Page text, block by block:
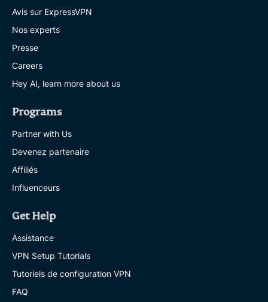
Avis sur ExpressVPN
Nos experts
Presse
Careers
Hey AI, learn more about us
Programs
Partner with Us
Devenez partenaire
Affiliés
Influenceurs
Get Help
Assistance
VPN Setup Tutorials
Tutoriels de configuration VPN
FAQ